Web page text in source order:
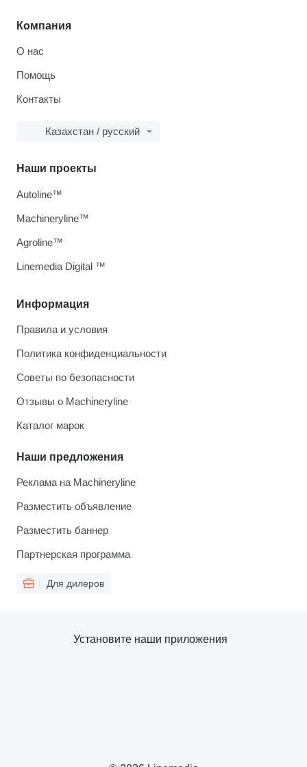
Компания
О нас
Помощь
Контакты
Казахстан / русский
Информация
Правила и условия
Политика конфиденциальности
Советы по безопасности
Отзывы о Machineryline
Каталог марок
Наши предложения
Реклама на Machineryline
Разместить объявление
Разместить баннер
Партнерская программа
Для дилеров
Наши проекты
Autoline™
Machineryline™
Agroline™
Linemedia Digital ™
Установите наши приложения